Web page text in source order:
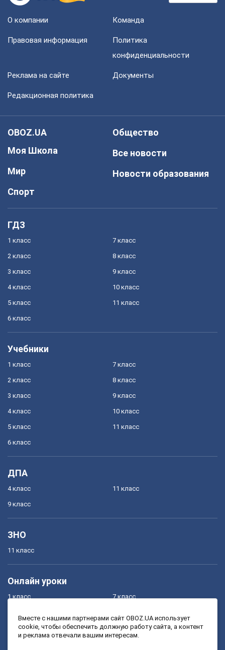
О компании Команда
Правовая информация
Политика
конфиденциальности
Реклама на сайте Документы
Редакционная политика
OBOZ.UA
Моя Школа
Мир
Спорт
Общество
Все новости
Новости образования
ГДЗ
1 класс
2 класс
3 класс
4 класс
5 класс
6 класс
7 класс
8 класс
9 класс
10 класс
11 класс
Учебники
1 класс
2 класс
3 класс
4 класс
5 класс
6 класс
7 класс
8 класс
9 класс
10 класс
11 класс
ДПА
4 класс
9 класс
11 класс
ЗНО
11 класс
Онлайн уроки
1 класс
3 класс
7 класс
9 класс
Вместе с нашими партнерами сайт OBOZ.UA использует
cookie, чтобы обеспечить должную работу сайта, а контент
и реклама отвечали вашим интересам.